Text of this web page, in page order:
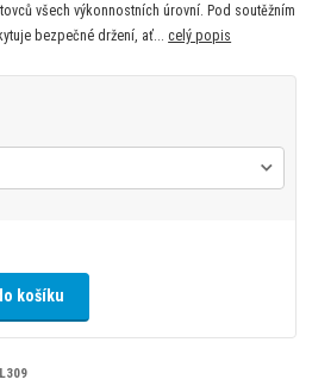
všech výkonnostních úrovní. Pod soutěžním
bezpečné držení, ať...celý popis
košíku